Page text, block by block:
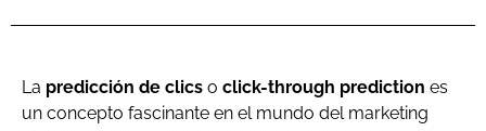
La predicción de clics o click-through prediction es
un concepto fascinante en el mundo del marketing